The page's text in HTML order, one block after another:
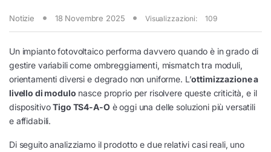
Notizie 18 Novembre 2025 Visualizzazioni: 109
Un impianto fotovoltaico performa davvero quando è in grado di
gestire variabili come ombreggiamenti, mismatch tra moduli,
orientamenti diversi e degrado non uniforme. L’ottimizzazione a
livello di modulo nasce proprio per risolvere queste criticità, e il
dispositivoTigo TS4-A-O è oggi una delle soluzioni più versatili
e affidabili.
Di seguito analizziamo il prodotto e due relativi casi reali, uno